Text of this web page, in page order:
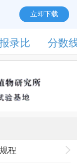
立即下载
录比 分数
程